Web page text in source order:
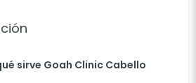
sirve Goah Clinic Cabello